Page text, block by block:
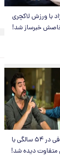
با ورزش لاکچری
خبرساز شد!
لادن مستوفی در ۵۴ سالگی با
متفاوت دیده شد!